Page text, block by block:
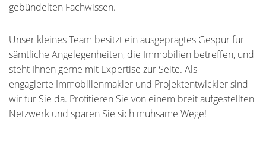
gebündelten Fachwissen.
Unser kleines Team besitzt ein ausgeprägtes Gespür für
sämtliche Angelegenheiten, die Immobilien betreffen, und
steht Ihnen gerne mit Expertise zur Seite. Als
engagierte Immobilienmakler und Projektentwickler sind
wir für Sie da. Profitieren Sie von einem breit aufgestellten
Netzwerk und sparen Sie sich mühsame Wege!